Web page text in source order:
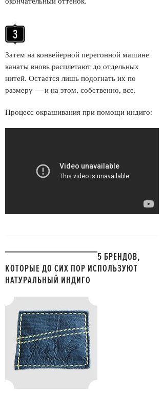
Затем на конвейерной перегонной машине
канаты вновь расплетают до отдельных
нитей. Остается лишь подогнать их по
размеру — и на этом, собственно, все.
Процесс окрашивания при помощи индиго:
5 БРЕНДОВ,
КОТОРЫЕ ДО СИХ ПОР ИСПОЛЬЗУЮТ
НАТУРАЛЬНЫЙ ИНДИГО